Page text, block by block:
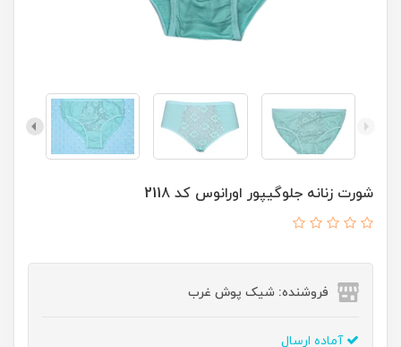
شورت زنانه جلوگیپور اورانوس کد 2118
فروشنده: شیک پوش غرب
آماده ارسال